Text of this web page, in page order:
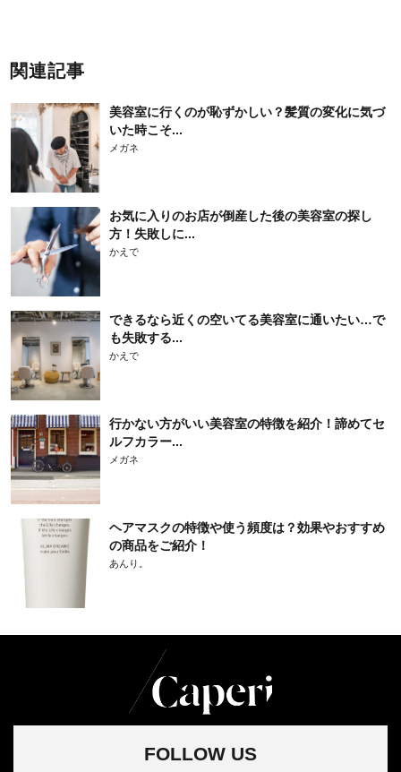
関連記事
美容室に行くのが恥ずかしい？髪質の変化に気づ
いた時こそ...
メガネ
お気に入りのお店が倒産した後の美容室の探し
方！失敗しに...
かえで
できるなら近くの空いてる美容室に通いたい…で
も失敗する...
かえで
行かない方がいい美容室の特徴を紹介！諦めてセ
ルフカラー...
メガネ
ヘアマスクの特徴や使う頻度は？効果やおすすめ
の商品をご紹介！
あんり。
FOLLOW US